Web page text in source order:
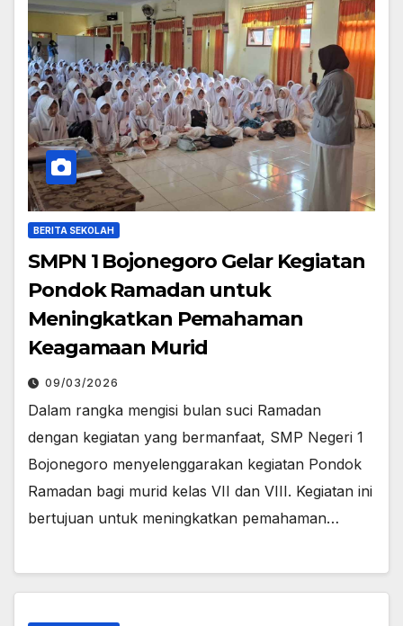
BERITA SEKOLAH
SMPN 1 Bojonegoro Gelar Kegiatan
Pondok Ramadan untuk
Meningkatkan Pemahaman
Keagamaan Murid
09/03/2026
Dalam rangka mengisi bulan suci Ramadan
dengan kegiatan yang bermanfaat, SMP Negeri 1
Bojonegoro menyelenggarakan kegiatan Pondok
Ramadan bagi murid kelas VII dan VIII. Kegiatan ini
bertujuan untuk meningkatkan pemahaman…